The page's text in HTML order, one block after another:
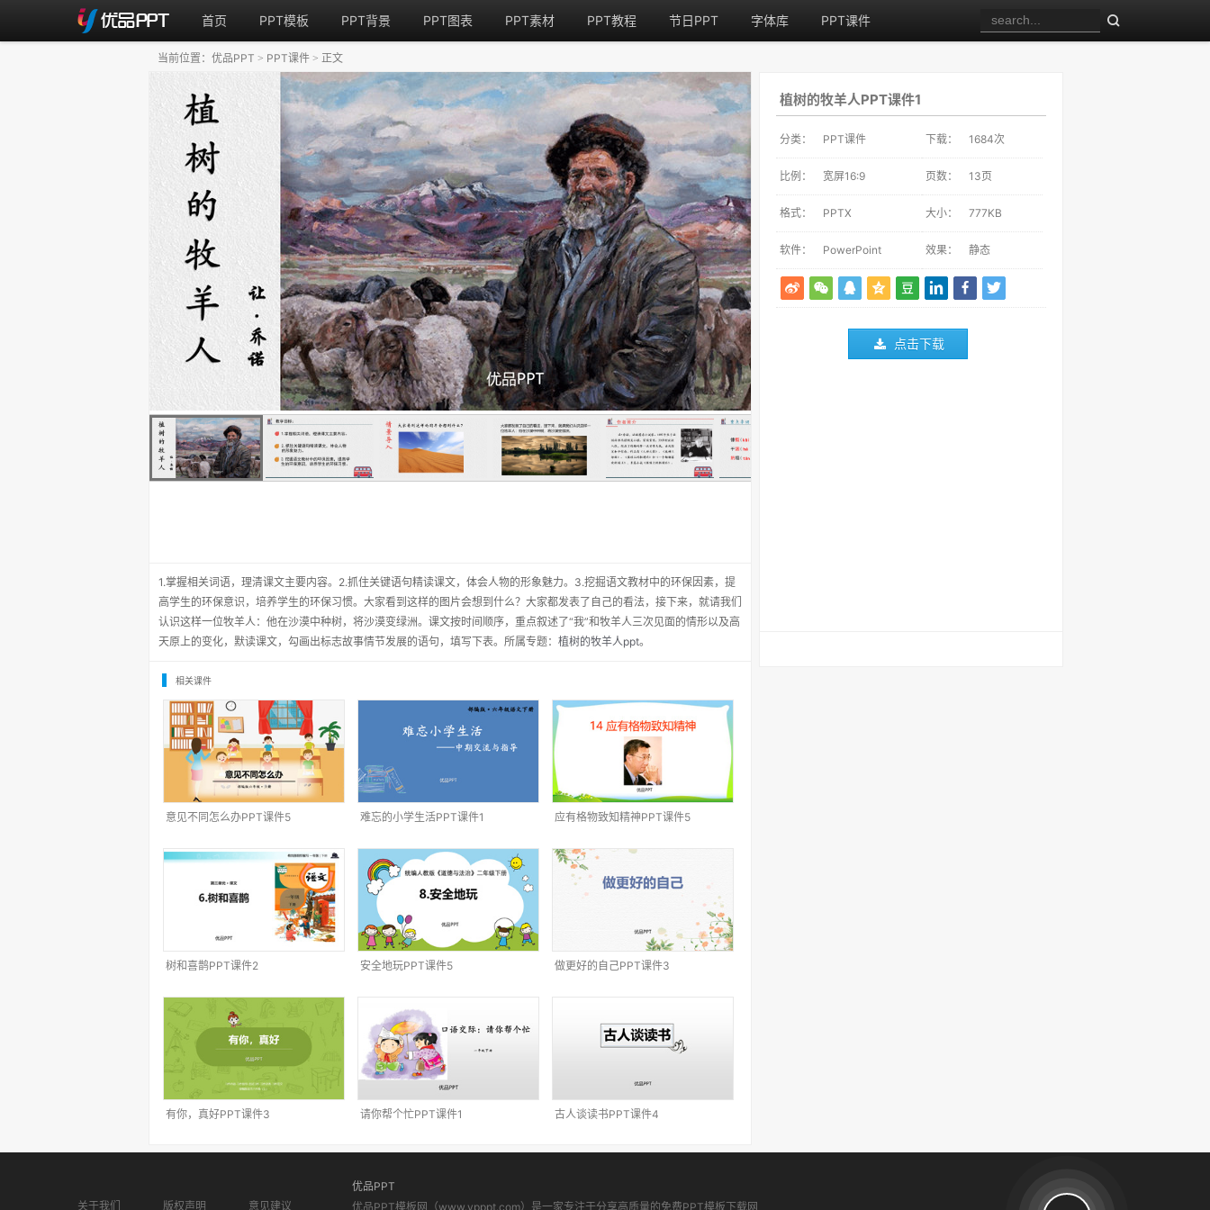
首页 PPT模板 PPT背景 PPT图表 PPT素材 PPT教程 节日PPT 字体库 PPT课件
植树的牧羊人PPT课件1
分类： PPT课件 下载： 1684次
比例： 宽屏16:9 页数： 13页
格式： PPTX 大小： 777KB
软件： PowerPoint 效果： 静态
点击下载
1.掌握相关词语，理清课文主要内容。2.抓住关键语句精读课文，体会人物的形象魅力。3.挖掘语文教材中的环保因素，提
高学生的环保意识，培养学生的环保习惯。大家看到这样的图片会想到什么？大家都发表了自己的看法，接下来，就请我们
认识这样一位牧羊人：他在沙漠中种树，将沙漠变绿洲。课文按时间顺序，重点叙述了“我”和牧羊人三次见面的情形以及高
天原上的变化，默读课文，勾画出标志故事情节发展的语句，填写下表。所属专题： 植树的牧羊人ppt。
当前位置： 优品PPT > PPT课件 > 正文
相关课件
意见不同怎么办PPT课件5 难忘的小学生活PPT课件1 应有格物致知精神PPT课件5
树和喜鹊PPT课件2 安全地玩PPT课件5 做更好的自己PPT课件3
有你，真好PPT课件3 请你帮个忙PPT课件1 古人谈读书PPT课件4
关于我们 版权声明 意见建议
优品PPT
优品PPT模板网（www.ypppt.com）是一家专注于分享高质量的免费PPT模板下载网